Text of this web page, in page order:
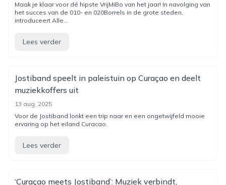
Maak je klaar voor dé hipste VrijMiBo van het jaar! In navolging van
het succes van de 010- en 020Borrels in de grote steden,
introduceert Alle...
Lees verder
Jostiband speelt in paleistuin op Curaçao en deelt
muziekkoffers uit
13 aug. 2025
Voor de Jostiband lonkt een trip naar en een ongetwijfeld mooie
ervaring op het eiland Curacao.
Lees verder
‘Curaçao meets Jostiband’: Muziek verbindt,